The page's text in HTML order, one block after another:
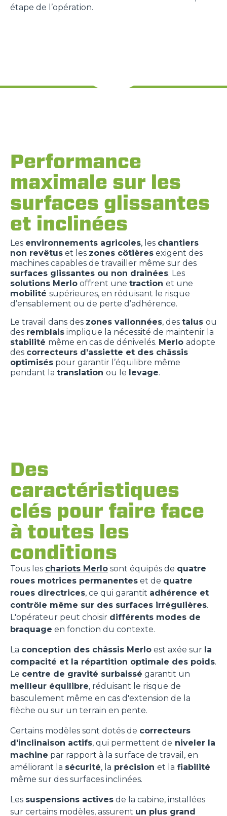
étape de l’opération.
Performance
maximale sur les
surfaces glissantes
et inclinées
Les environnements agricoles, les chantiers
non revêtus et les zones côtières exigent des
machines capables de travailler même sur des
surfaces glissantes ou non drainées. Les
solutions Merlo offrent une traction et une
mobilité supérieures, en réduisant le risque
d’ensablement ou de perte d’adhérence.
Le travail dans des zones vallonnées, des talus ou
des remblais implique la nécessité de maintenir la
stabilité même en cas de dénivelés. Merlo adopte
des correcteurs d’assiette et des châssis
optimisés pour garantir l’équilibre même
pendant la translation ou le levage.
Des
caractéristiques
clés pour faire face
à toutes les
conditions
Tous les chariots Merlo sont équipés de quatre
roues motrices permanentes et de quatre
roues directrices, ce qui garantit adhérence et
contrôle même sur des surfaces irrégulières.
L'opérateur peut choisir différents modes de
braquage en fonction du contexte.
La conception des châssis Merlo est axée sur la
compacité et la répartition optimale des poids.
Le centre de gravité surbaissé garantit un
meilleur équilibre, réduisant le risque de
basculement même en cas d'extension de la
flèche ou sur un terrain en pente.
Certains modèles sont dotés de correcteurs
d'inclinaison actifs, qui permettent de niveler la
machine par rapport à la surface de travail, en
améliorant la sécurité, la précision et la fiabilité
même sur des surfaces inclinées.
Les suspensions actives de la cabine, installées
sur certains modèles, assurent un plus grand